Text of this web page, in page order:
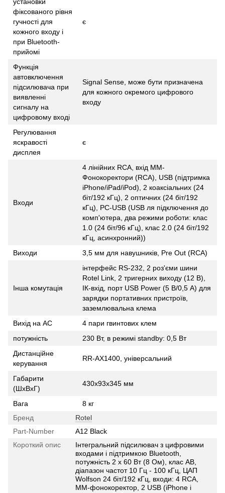
фіксованого рівня
гучності для
кожного входу і
при Bluetooth-
прийомі
є
Функція
автовключення
підсилювача при
виявленні
сигналу на
цифровому вході
Signal Sense, може бути призначена
для кожного окремого цифрового
входу
Регулювання
яскравості
дисплея
є
Входи
4 лінійних RCA, вхід MM-
Фонокоректори (RCA), USB (підтримка
iPhone/iPad/iPod), 2 коаксіальних (24
біт/192 кГц), 2 оптичних (24 біт/192
кГц), PC-USB (USB ля підключення до
комп'ютера, два режими роботи: клас
1.0 (24 біт/96 кГц), клас 2.0 (24 біт/192
кГц, асинхронний))
Виходи
3,5 мм для навушників, Pre Out (RCA)
Інша комутація
інтерфейс RS-232, 2 роз'єми шини
Rotel Link, 2 тригерних виходу (12 В),
ІК-вхід, порт USB Power (5 В/0,5 А) для
зарядки портативних пристроїв,
заземлювальна клема
Вихід на АС
4 пари гвинтових клем
потужність
230 Вт, в режимі standby: 0,5 Вт
Дистанційне
керування
RR-AX1400, універсальний
Габарити
(ШхВхГ)
430x93x345 мм
Вага
8 кг
Бренд
Rotel
Part-Number
A12 Black
Короткий опис
Інтегральний підсилювач з цифровими
входами і підтримкою Bluetooth,
потужність 2 х 60 Вт (8 Ом), клас AВ,
діапазон частот 10 Гц - 100 кГц, ЦАП
Wolfson 24 біт/192 кГц, входи: 4 RCA,
MM-фонокоректор, 2 USB (iPhone і